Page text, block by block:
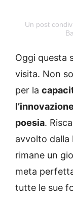
Un post
Oggi questa
visita. Non
per la
poesia.
avvolto dalla
rimane un
meta
tutte le sue